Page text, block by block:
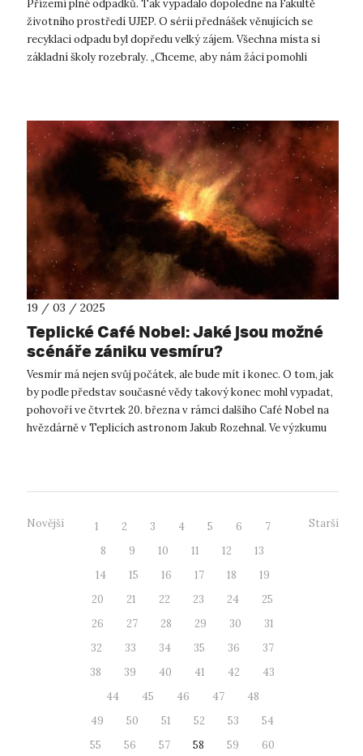
Přízemí plné odpadků. Tak vypadalo dopoledne na Fakultě
životního prostředí UJEP. O sérii přednášek věnujících se
recyklaci odpadu byl dopředu velký zájem. Všechna místa si
základní školy rozebraly. „Chceme, aby nám žáci pomohli
19 / 03 / 2025
Teplické Café Nobel: Jaké jsou možné
scénáře zániku vesmíru?
Vesmír má nejen svůj počátek, ale bude mít i konec. O tom, jak
by podle představ současné vědy takový konec mohl vypadat,
pohovoří ve čtvrtek 20. března v rámci dalšího Café Nobel na
hvězdárně v Teplicích astronom Jakub Rozehnal. Ve výzkumu
Novější 1 2 3 4 5 6
7
8
9 10 11 12
13
14
15 16 17 18
19
20
21 22 23 24
25
26
27 28 29 30
31
32
33 34 35 36
37
38
39 40 41 42
43
44
45 46 47
48
49
50 51 52 53
54
55
56 57 58 59
60
Starší